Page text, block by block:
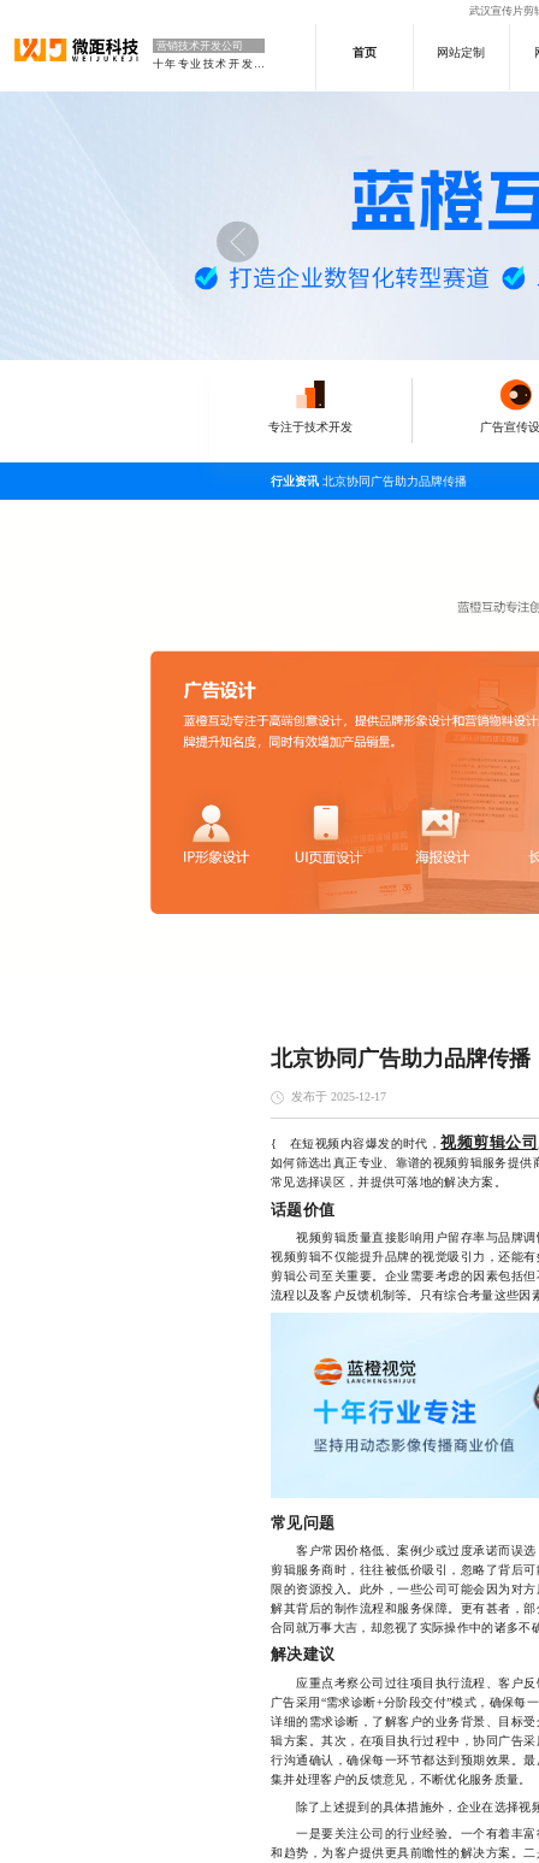
武汉宣传片剪
营销技术开发公司
十年专业技术开发公司
首页 网站定制
专注于技术开发 广告宣传
行业资讯 北京协同广告助力品牌传播
北京协同广告助力品牌传播
发布于 2025-12-17
{ 在短视频内容爆发的时代，视频剪辑公司
如何筛选出真正专业、靠谱的视频剪辑服务提供
常见选择误区，并提供可落地的解决方案。
话题价值
视频剪辑质量直接影响用户留存率与品牌调
视频剪辑不仅能提升品牌的视觉吸引力，还能
剪辑公司至关重要。企业需要考虑的因素包括
流程以及客户反馈机制等。只有综合考量这些因
常见问题
客户常因价格低、案例少或过度承诺而误选
剪辑服务商时，往往被低价吸引，忽略了背后
限的资源投入。此外，一些公司可能会因为对
解其背后的制作流程和服务保障。更有甚者，
合同就万事大吉，却忽视了实际操作中的诸多不
解决建议
应重点考察公司过往项目执行流程、客户反
广告采用“需求诊断+分阶段交付”模式，确保每
详细的需求诊断，了解客户的业务背景、目标
辑方案。其次，在项目执行过程中，协同广告
行沟通确认，确保每一环节都达到预期效果。
集并处理客户的反馈意见，不断优化服务质量。
除了上述提到的具体措施外，企业在选择视
一是要关注公司的行业经验。一个有着丰富
和趋势，为客户提供更具前瞻性的解决方案。